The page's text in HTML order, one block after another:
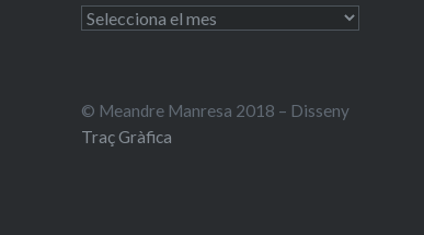
Entrades
© Meandre Manresa 2018 – Disseny
Traç Gràfica